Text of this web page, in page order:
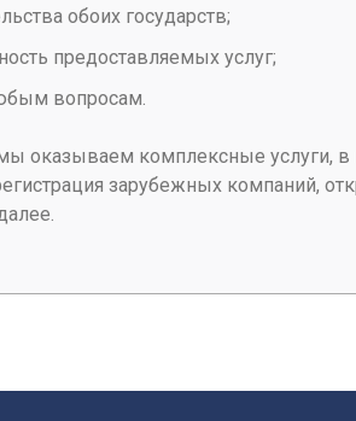
обоих государств;
предоставляемых услуг;
вопросам.
оказываем комплексные услуги, в
зарубежных компаний,